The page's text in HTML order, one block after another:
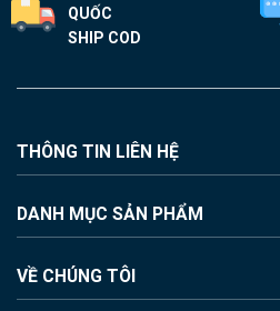
QUỐC
SHIP COD
THÔNG TIN LIÊN HỆ
DANH MỤC SẢN PHẨM
VỀ CHÚNG TÔI